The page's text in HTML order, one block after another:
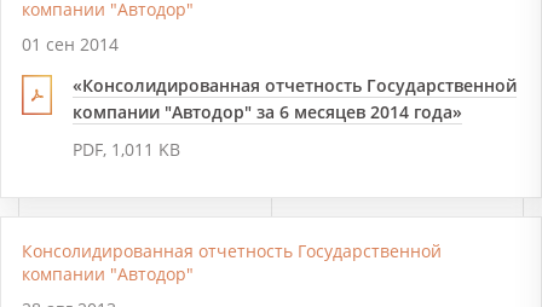
компании "Автодор"
01 сен 2014
«Консолидированная отчетность Государственной
компании "Автодор" за 6 месяцев 2014 года»
PDF, 1,011 KB
Консолидированная отчетность Государственной
компании "Автодор"